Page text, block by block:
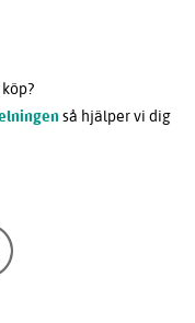
så hjälper vi dig